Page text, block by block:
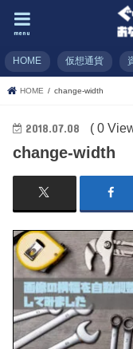
menu
HOME 仮想通貨
HOME change-width
2018.07.08 ( 0
change-width